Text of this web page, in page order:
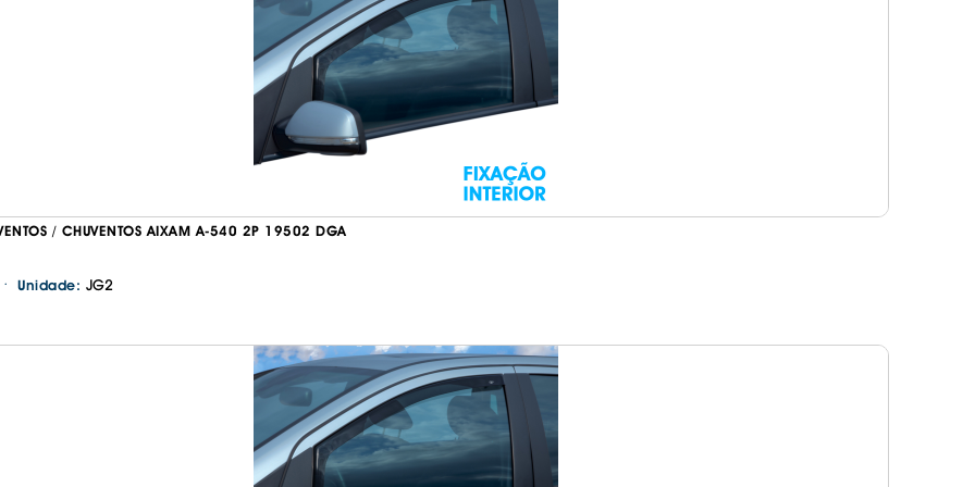
ALCATIFA
BORRACHA
BORRACHA/ CHUVENTOS AIXAM A-540 2P 19502 DGA
· Unidade: JG2